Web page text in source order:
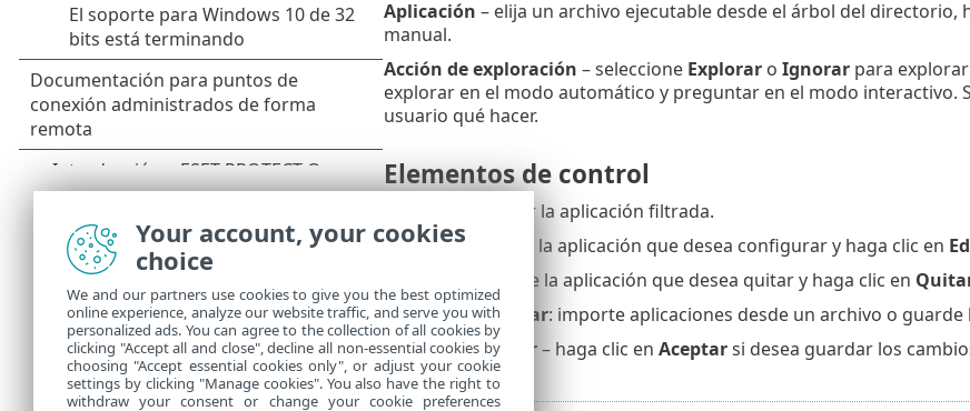
Aplicación – elija un archivo ejecutable desde el árbol del directorio,
manual.
Acción de exploración – seleccione Exploraro Ignorarpara explorar
explorar en el modo automático y preguntar en el modo interactivo.
usuario qué hacer.
Elementos de control
– agregar la aplicación filtrada.
Editar: seleccione la aplicación que desea configurar y haga clic en
: seleccione la aplicación que desea quitar y haga clic en
Importar/Exportar: importe aplicaciones desde un archivo o
Aceptar/Cancelar– haga clic en Aceptarsi desea guardar los
Your account, your cookies
choice
We and our partners use cookies to give you the best optimized
online experience, analyze our website traffic, and serve you with
personalized ads. You can agree to the collection of all cookies by
clicking "Accept all and close", decline all non-essential cookies by
choosing "Accept essential cookies only", or adjust your cookie
settings by clicking "Manage cookies". You also have the right to
withdraw your consent or change your cookie preferences